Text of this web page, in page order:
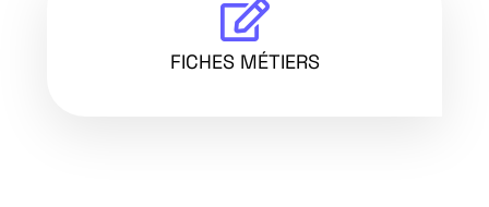
FICHES MÉTIERS